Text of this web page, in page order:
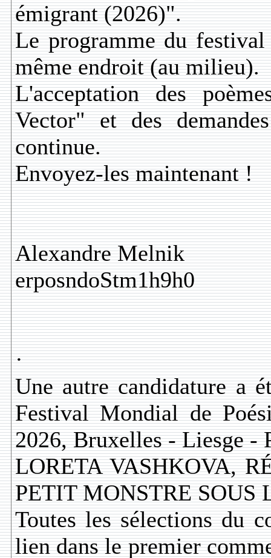
émigrant (2026)".
Le programme du
même endroit (au milieu).
L'acceptation des
Vector" et des
continue.
Envoyez-les maintenant !
Alexandre Melnik
erposndoStm1h9h0
·
Une autre candidature a
Festival Mondial de
2026, Bruxelles - Liesge -
LORETA VASHKOVA,
PETIT MONSTRE SOUS
Toutes les sélections du
lien dans le premier